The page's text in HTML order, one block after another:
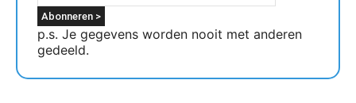
p.s. Je gegevens worden nooit met anderen
gedeeld.